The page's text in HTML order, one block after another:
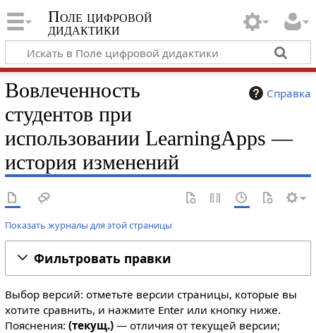
Поле цифровой
дидактики
Справка
Вовлеченность
студентов при
использовании LearningApps —
история изменений
Показать журналы для этой страницы
Фильтровать правки
Выбор версий: отметьте версии страницы, которые вы
хотите сравнить, и нажмите Enter или кнопку ниже.
Пояснения: (текущ.)— отличия от текущей версии;